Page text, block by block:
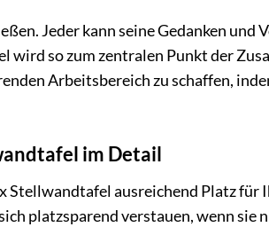
Jeder kann seine Gedanken und
so zum zentralen Punkt der
Arbeitsbereich zu schaffen,
im Detail
Stellwandtafel ausreichend Platz für
platzsparend verstauen, wenn